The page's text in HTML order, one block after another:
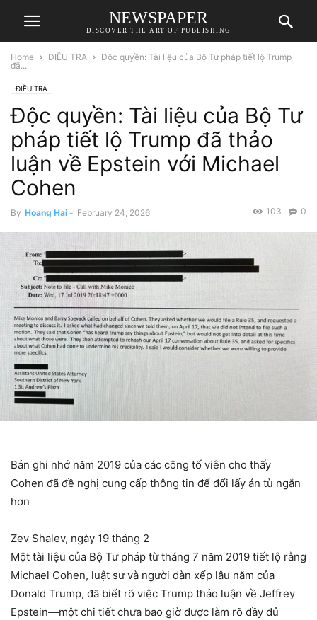
NEWSPAPER
DISCOVER THE ART OF PUBLISHING
Home ĐIỀU TRA
Độc quyền: Tài liệu của Bộ Tư pháp tiết lộ Trump
đã...
ĐIỀU TRA
Độc quyền: Tài liệu của Bộ Tư
pháp tiết lộ Trump đã thảo
luận về Epstein với Michael
Cohen
By Hoang Hai - February 24, 2026 0
103
Bản ghi nhớ năm 2019 của các công tố viên cho thấy
Cohen đã đề nghị cung cấp thông tin để đổi lấy án tù ngắn
hơn
Zev Shalev, ngày 19 tháng 2
Một tài liệu của Bộ Tư pháp từ tháng 7 năm 2019 tiết lộ rằng
Michael Cohen, luật sư và người dàn xếp lâu năm của
Donald Trump, đã biết rõ việc Trump thảo luận về Jeffrey
Epstein—một chi tiết chưa bao giờ được làm rõ đầy đủ